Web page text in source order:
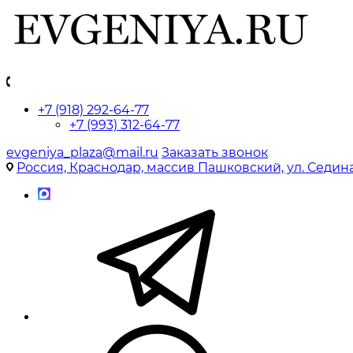
+7 (918) 292-64-77
+7 (993) 312-64-77
evgeniya_plaza@mail.ru Заказать звонок
Россия, Краснодар, массив Пашковский, ул.